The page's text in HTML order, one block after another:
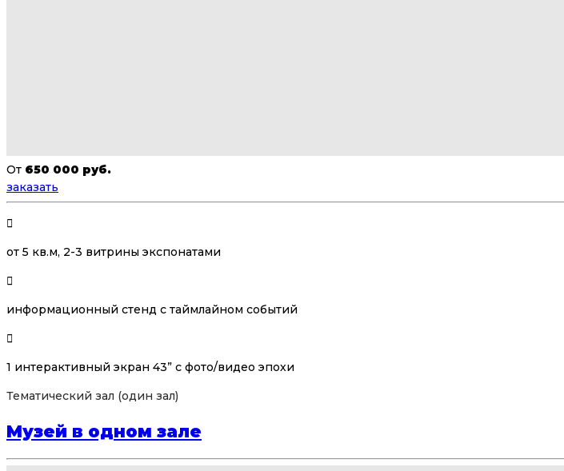
От 650 000 руб.
заказать
от 5 кв.м, 2-3 витрины экспонатами
информационный стенд с таймлайном событий
1 интерактивный экран 43” с фото/видео эпохи
Тематический зал (один зал)
Музей в одном зале